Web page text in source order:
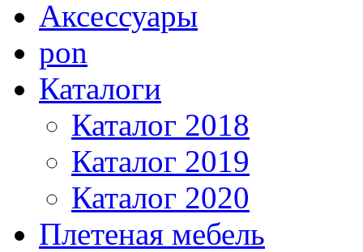
Аксессуары
pon
Каталоги
Каталог 2018
Каталог 2019
Каталог 2020
Плетеная мебель